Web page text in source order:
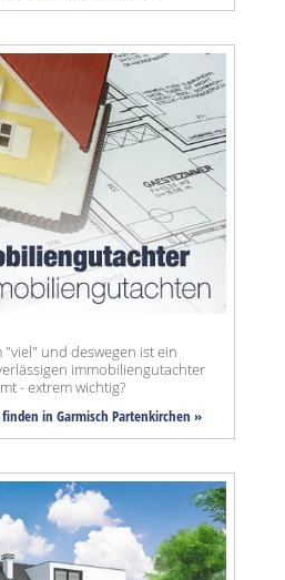
"viel" und deswegen ist ein
immobiliengutachter
- extrem wichtig?
in Garmisch Partenkirchen »